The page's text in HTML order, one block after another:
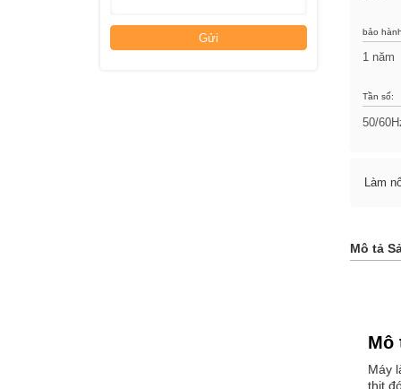
Gửi
bảo
1 năm
Tần số:
50/
Làm
Mô tả
Mô
Máy
thịt